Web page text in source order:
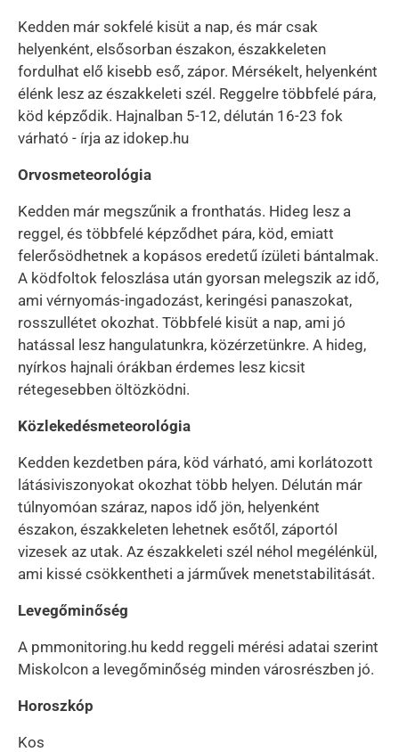
Kedden már sokfelé kisüt a nap, és már csak
helyenként, elsősorban északon, északkeleten
fordulhat elő kisebb eső, zápor. Mérsékelt, helyenként
élénk lesz az északkeleti szél. Reggelre többfelé pára,
köd képződik. Hajnalban 5-12, délután 16-23 fok
várható - írja az idokep.hu
Orvosmeteorológia
Kedden már megszűnik a fronthatás. Hideg lesz a
reggel, és többfelé képződhet pára, köd, emiatt
felerősödhetnek a kopásos eredetű ízületi bántalmak.
A ködfoltok feloszlása után gyorsan melegszik az idő,
ami vérnyomás-ingadozást, keringési panaszokat,
rosszullétet okozhat. Többfelé kisüt a nap, ami jó
hatással lesz hangulatunkra, közérzetünkre. A hideg,
nyírkos hajnali órákban érdemes lesz kicsit
rétegesebben öltözködni.
Közlekedésmeteorológia
Kedden kezdetben pára, köd várható, ami korlátozott
látásiviszonyokat okozhat több helyen. Délután már
túlnyomóan száraz, napos idő jön, helyenként
északon, északkeleten lehetnek esőtől, záportól
vizesek az utak. Az északkeleti szél néhol megélénkül,
ami kissé csökkentheti a járművek menetstabilitását.
Levegőminőség
A pmmonitoring.hu kedd reggeli mérési adatai szerint
Miskolcon a levegőminőség minden városrészben jó.
Horoszkóp
Kos